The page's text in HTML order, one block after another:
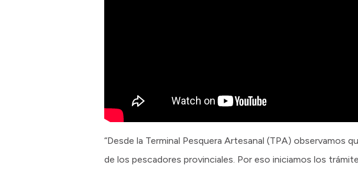
“Desde la Terminal Pesquera Artesanal (TPA) observamos
de los pescadores provinciales. Por eso iniciamos los